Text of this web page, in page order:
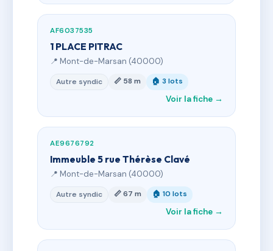
AF6037535
1 PLACE PITRAC
📍 Mont-de-Marsan (40000)
Autre syndic 📏 58 m 🏠 3 lots
Voir la fiche →
AE9676792
Immeuble 5 rue Thérèse Clavé
📍 Mont-de-Marsan (40000)
Autre syndic 📏 67 m 🏠 10 lots
Voir la fiche →